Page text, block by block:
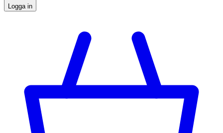
Logga in